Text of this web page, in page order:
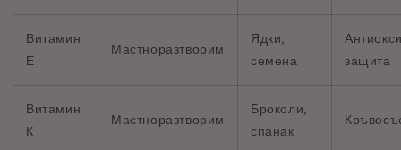
Витамин
Е
Мастноразтворим
Ядки,
семена
защита
Витамин
К
Мастноразтворим
Броколи,
спанак